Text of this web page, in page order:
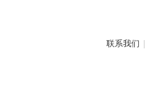
联系我们